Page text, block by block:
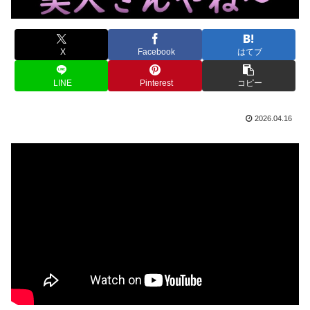
X Facebook はてブ
LINE Pinterest コピー
2026.04.16